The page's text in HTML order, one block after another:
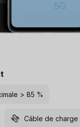
> 85 %
Câble de charge